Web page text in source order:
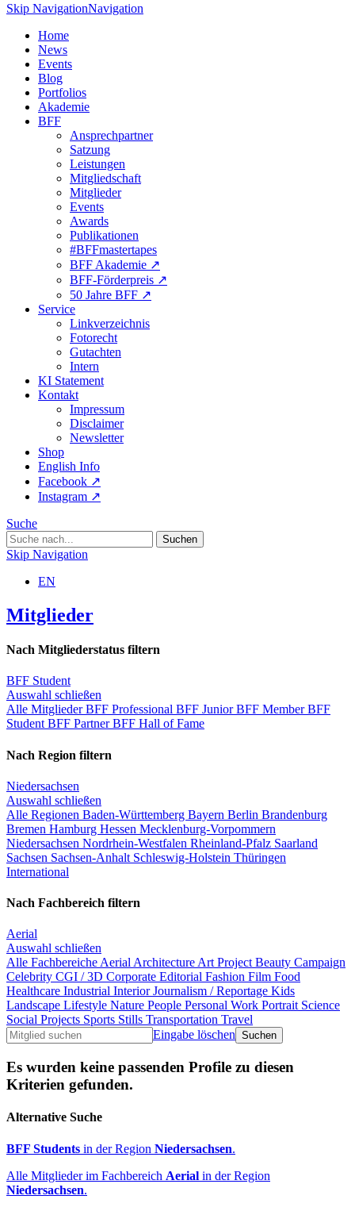
Skip NavigationNavigation
Home
News
Events
Blog
Portfolios
Akademie
BFF
Ansprechpartner
Satzung
Leistungen
Mitgliedschaft
Mitglieder
Events
Awards
Publikationen
#BFFmastertapes
BFF Akademie ↗︎
BFF-Förderpreis ↗︎
50 Jahre BFF ↗︎
Service
Linkverzeichnis
Fotorecht
Gutachten
Intern
KI Statement
Kontakt
Impressum
Disclaimer
Newsletter
Shop
English Info
Facebook ↗︎
Instagram ↗︎
Suche
Skip Navigation
EN
Mitglieder
Nach Mitgliederstatus filtern
BFF Student
Auswahl schließen
Alle MitgliederBFF Professional BFF JuniorBFF MemberBFF
Student BFF PartnerBFF Hall of Fame
Nach Region filtern
Niedersachsen
Auswahl schließen
Alle Regionen Baden-Württemberg Bayern Berlin Brandenburg
Bremen Hamburg Hessen Mecklenburg-Vorpommern
Niedersachsen Nordrhein-Westfalen Rheinland-Pfalz Saarland
Sachsen Sachsen-Anhalt Schleswig-Holstein Thüringen
International
Nach Fachbereich filtern
Aerial
Auswahl schließen
Alle Fachbereiche Aerial Architecture Art Project Beauty Campaign
Celebrity CGI / 3D Corporate Editorial Fashion Film Food
Healthcare Industrial InteriorJournalism / Reportage Kids
Landscape Lifestyle Nature People Personal Work Portrait Science
Social Projects Sports Stills Transportation Travel
Eingabe löschen
Es wurden keine passenden Profile zu diesen
Kriterien gefunden.
Alternative Suche
BFF Students in der Region Niedersachsen.
Alle Mitglieder im Fachbereich Aerial in der Region
Niedersachsen.